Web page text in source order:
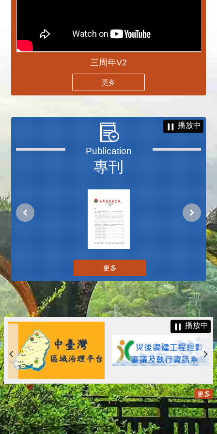
三周年V2
更多
專刊
播放中
更多
播放中
更多